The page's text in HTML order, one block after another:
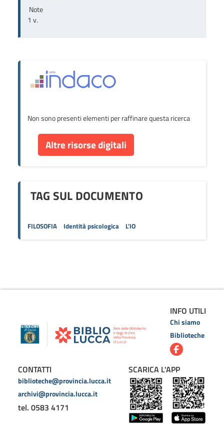
Note
1 v.
Non sono presenti elementi per raffinare questa ricerca
Altre risorse digitali
TAG SUL DOCUMENTO
FILOSOFIA Identità psicologica L'IO
INFO UTILI
Chi siamo
Biblioteche
CONTATTI
biblioteche@provincia.lucca.it
archivi@provincia.lucca.it
tel. 0583 4171
SCARICA L'APP